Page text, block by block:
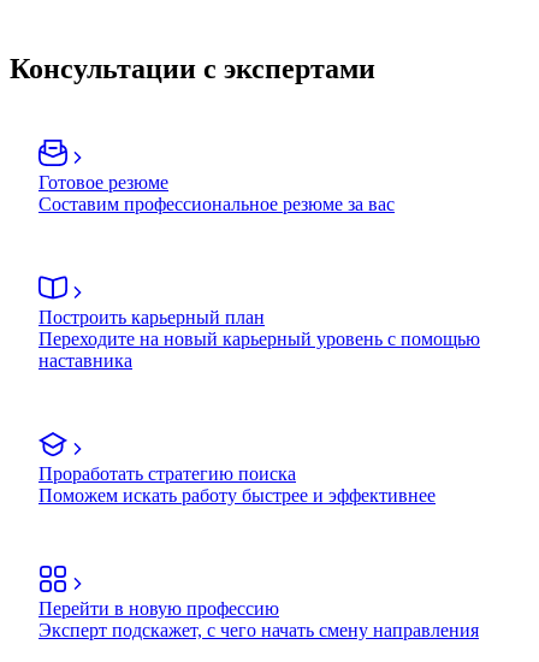
Консультации с экспертами
Готовое резюме
Составим профессиональное резюме за вас
Построить карьерный план
Переходите на новый карьерный уровень с помощью
наставника
Проработать стратегию поиска
Поможем искать работу быстрее и эффективнее
Перейти в новую профессию
Эксперт подскажет, с чего начать смену направления